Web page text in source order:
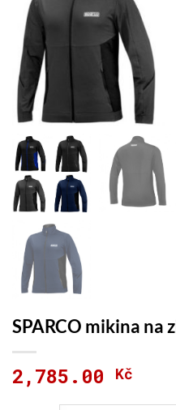
SPARCO mikina na
2,785.00 Kč